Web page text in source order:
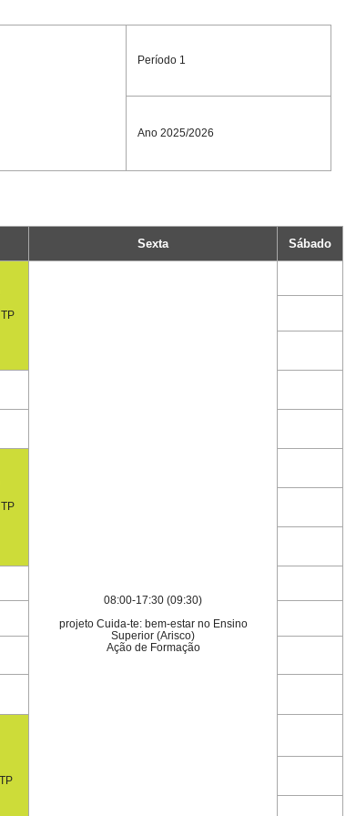
Período 1
Ano 2025/2026
Sexta Sábado
08:00-17:30 (09:30)
projeto Cuida-te: bem-estar no Ensino
Superior (Arisco)
Ação de Formação